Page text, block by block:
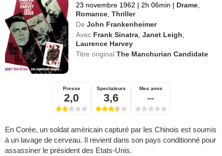
23 novembre 1962 | 2h 06min | Drame
Romance ,Thriller
De John Frankenheimer
Avec Frank Sinatra ,Janet Leigh
Laurence Harvey
Titre originalThe Manchurian Candidate
Presse
2,0
Spectateurs
3,6
Mes amis
--
En Corée, un soldat américain capturé par les Chinois est soumis
à un lavage de cerveau. Il revient dans son pays conditionné pour
assassiner le président des Etats-Unis.